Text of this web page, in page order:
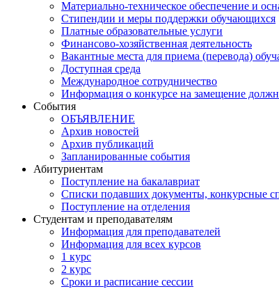
Материально-техническое обеспечение и
Стипендии и меры поддержки обучающихся
Платные образовательные услуги
Финансово-хозяйственная деятельность
Вакантные места для приема (перевода)
Доступная среда
Международное сотрудничество
Информация о конкурсе на замещение
События
ОБЪЯВЛЕНИЕ
Архив новостей
Архив публикаций
Запланированные события
Абитуриентам
Поступление на бакалавриат
Списки подавших документы, конкурсные
Поступление на отделения
Студентам и преподавателям
Информация для преподавателей
Информация для всех курсов
1 курс
2 курс
Сроки и расписание сессии